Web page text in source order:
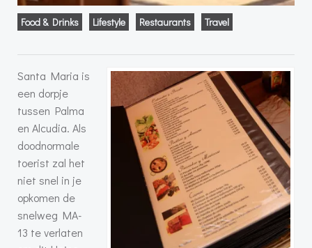
Food & Drinks Lifestyle Restaurants Travel
Santa Maria is
een dorpje
tussen Palma
en Alcudia. Als
doodnormale
toerist zal het
niet snel in je
opkomen de
snelweg MA-
13 te verlaten